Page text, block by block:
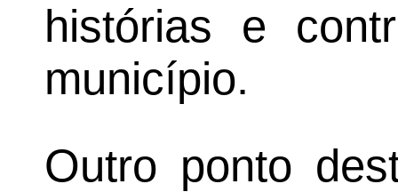
histórias e
município.
Outro ponto